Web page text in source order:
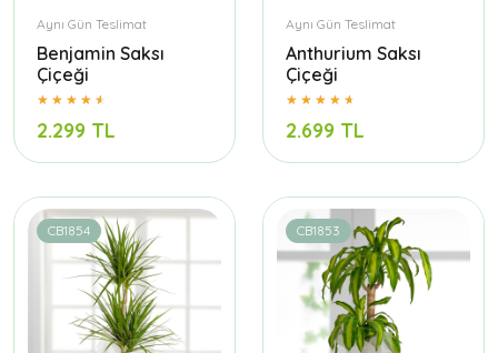
Aynı Gün Teslimat
Benjamin Saksı
Çiçeği
2.299 TL
Aynı Gün Teslimat
Anthurium Saksı
Çiçeği
2.699 TL
CB1854 CB1853